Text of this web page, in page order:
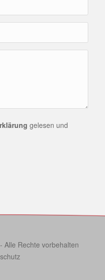
gelesen und
Alle Rechte vorbehalten